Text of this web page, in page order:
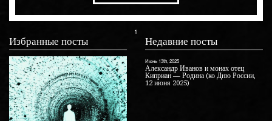
1
Избранные посты
Март 5th, 2021
Видеоарт «Стрелой»
Недавние посты
Июнь 13th, 2025
Александр Иванов и монах отец
Киприан — Родина (ко Дню России,
12 июня 2025)
Июнь 12th, 2025
Александр Иванов выпустил
версию песни «Журавли» ко Дню
России